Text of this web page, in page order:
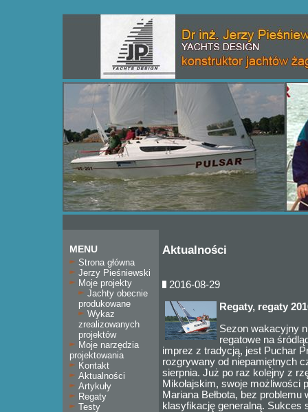
MENU
Strona główna
Jerzy Pieśniewski
Moje projekty
Jachty obecnie
produkowane
Wykaz
zrealizowanych
projektów
Moje narzędzia
projektowania
Kontakt
Aktualności
Artykuły
Regaty
Testy
Aktualności
2016-08-29
Regaty, regaty
Sezon wakacyjny
regatowe na
imprez z tradycją, jest Puchar
rozgrywany od niepamiętnych
sierpnia. Już po raz kolejny z
Mikołajskim, swoje możliwości
Mariana Bełbota, bez
klasyfikację generalną. Sukces